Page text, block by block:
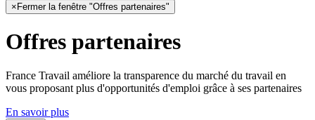
×Fermer la fenêtre "Offres partenaires"
Offres partenaires
France Travail améliore la transparence du marché du travail en
vous proposant plus d'opportunités d'emploi grâce à ses partenaires
En savoir plus